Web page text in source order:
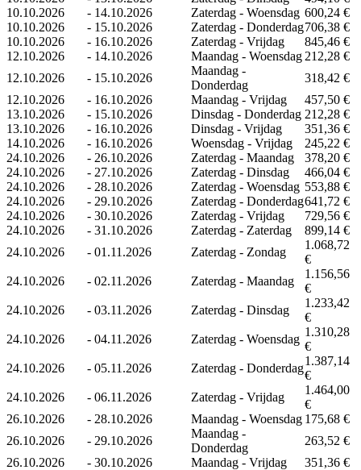
10.10.2026
- 14.10.2026 Zaterdag - Woensdag 600,24 €
10.10.2026
- 15.10.2026 Zaterdag - Donderdag706,38 €
10.10.2026
- 16.10.2026 Zaterdag - Vrijdag
845,46 €
12.10.2026
- 14.10.2026 Maandag - Woensdag 212,28 €
12.10.2026
- 15.10.2026
Maandag -
Donderdag
318,42 €
12.10.2026
- 16.10.2026 Maandag - Vrijdag
457,50 €
13.10.2026
- 15.10.2026 Dinsdag - Donderdag 212,28 €
13.10.2026
- 16.10.2026 Dinsdag - Vrijdag
351,36 €
14.10.2026
- 16.10.2026 Woensdag - Vrijdag
245,22 €
24.10.2026
- 26.10.2026 Zaterdag - Maandag
378,20 €
24.10.2026
- 27.10.2026 Zaterdag - Dinsdag
466,04 €
24.10.2026
- 28.10.2026 Zaterdag - Woensdag 553,88 €
24.10.2026
- 29.10.2026 Zaterdag - Donderdag641,72 €
24.10.2026
- 30.10.2026 Zaterdag - Vrijdag
729,56 €
24.10.2026
- 31.10.2026 Zaterdag - Zaterdag
899,14 €
24.10.2026
- 01.11.2026 Zaterdag - Zondag
1.068,72
€
24.10.2026
- 02.11.2026 Zaterdag - Maandag
1.156,56
€
24.10.2026
- 03.11.2026 Zaterdag - Dinsdag
1.233,42
€
24.10.2026
- 04.11.2026 Zaterdag - Woensdag
1.310,28
€
24.10.2026
- 05.11.2026 Zaterdag - Donderdag
1.387,14
€
24.10.2026
- 06.11.2026 Zaterdag - Vrijdag
1.464,00
€
26.10.2026
- 28.10.2026 Maandag - Woensdag 175,68 €
26.10.2026
- 29.10.2026
Maandag -
Donderdag
263,52 €
26.10.2026
- 30.10.2026 Maandag - Vrijdag
351,36 €